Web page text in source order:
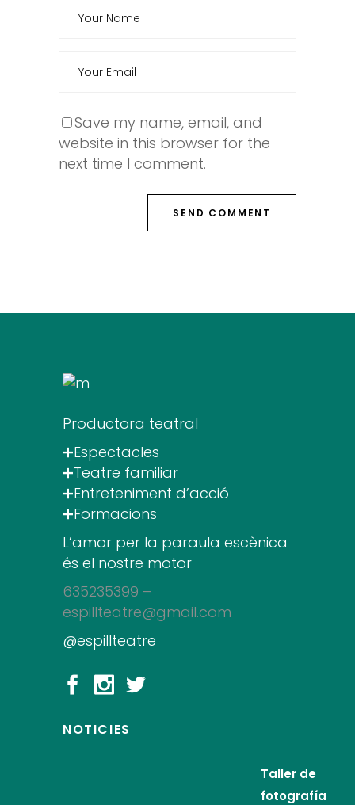
Save my name, email, and
website in this browser for the
next time I comment.
Productora teatral
➕Espectacles
➕Teatre familiar
➕Entreteniment d’acció
➕Formacions
L’amor per la paraula escènica
és el nostre motor
635235399 –
espillteatre@gmail.com
@espillteatre
NOTICIES
Taller de
fotografía